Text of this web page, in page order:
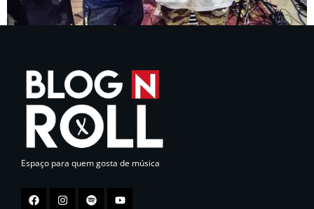
Espaço para quem gosta de música